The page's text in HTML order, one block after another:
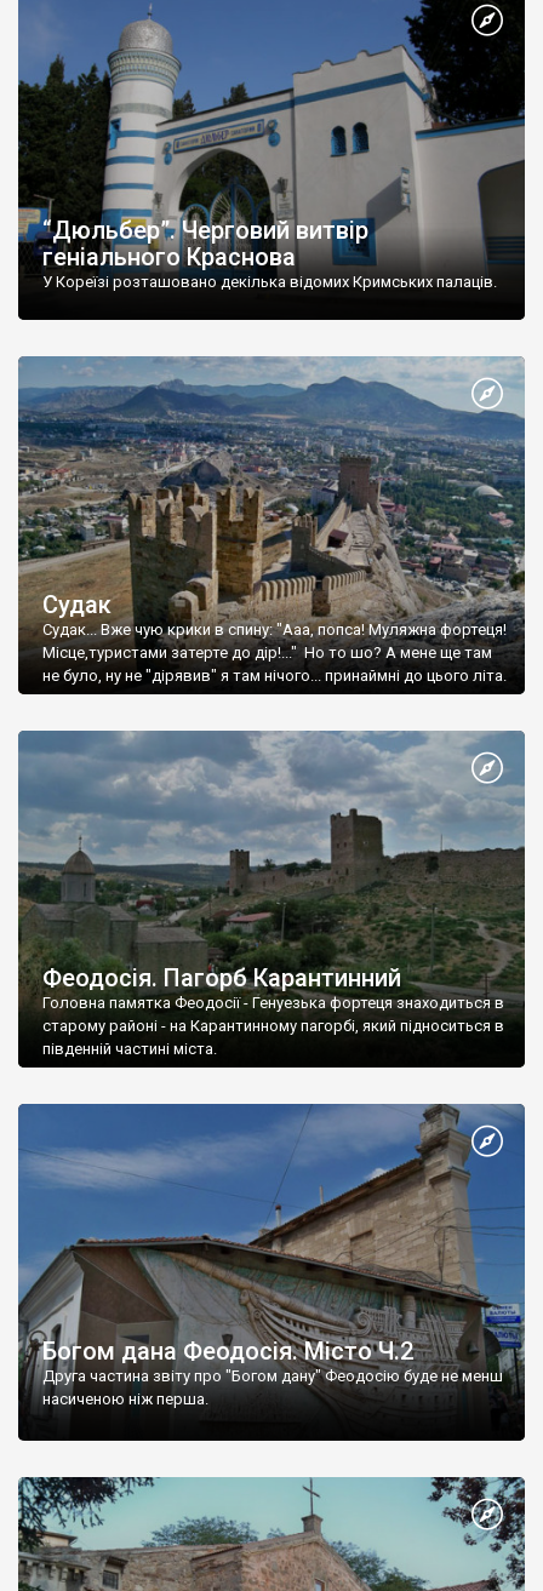
“Дюльбер”. Черговий витвір
геніального Краснова
У Кореїзі розташовано декілька відомих Кримських палаців.
Судак
Судак... Вже чую крики в спину: "Ааа, попса! Муляжна фортеця!
Місце,туристами затерте до дір!..." Но то шо? А мене ще там
не було, ну не "дірявив" я там нічого... принаймні до цього літа.
Феодосія. Пагорб Карантинний
Головна памятка Феодосії - Генуезька фортеця знаходиться в
старому районі - на Карантинному пагорбі, який підноситься в
південній частині міста.
Богом дана Феодосія. Місто Ч.2
Друга частина звіту про "Богом дану" Феодосію буде не менш
насиченою ніж перша.